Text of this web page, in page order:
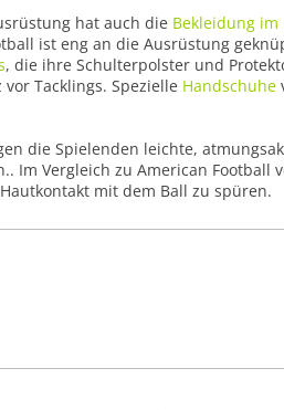
hat auch die Bekleidung im
ist eng an die Ausrüstung
, die ihre Schulterpolster und
Tacklings. Spezielle Handschuhe
die Spielenden leichte,
Im Vergleich zu American
mit dem Ball zu spüren.